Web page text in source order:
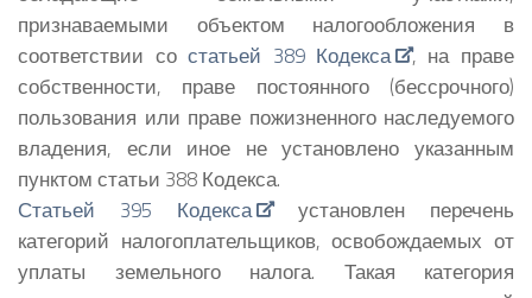
признаваемыми объектом налогообложения в
соответствии состатьей 389 Кодекса
, на праве
собственности, праве постоянного (бессрочного)
пользования или праве пожизненного наследуемого
владения, если иное не установлено указанным
пунктом статьи 388 Кодекса.
Статьей 395 Кодекса
установлен перечень
категорий налогоплательщиков, освобождаемых от
уплаты земельного налога. Такая категория